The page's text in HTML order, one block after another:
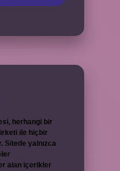
herhangi bir
ile hiçbir
Sitede yalnızca
alan içerikler